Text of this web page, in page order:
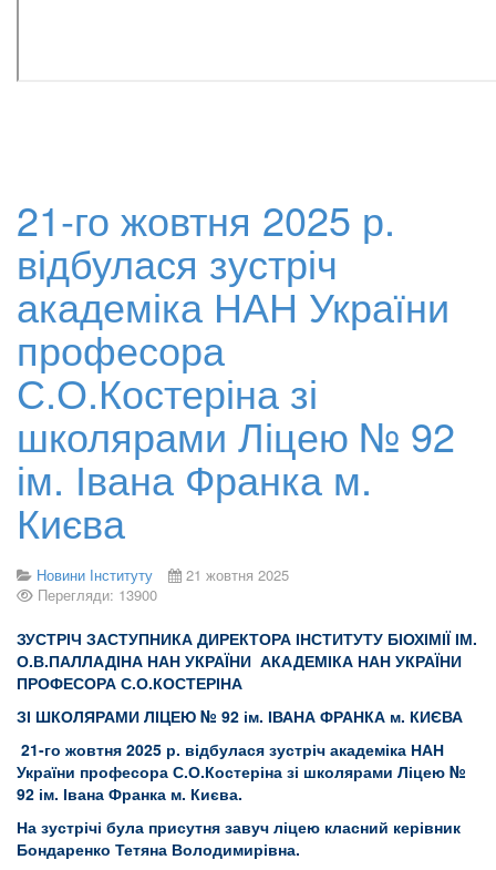
21-го жовтня 2025 р.
відбулася зустріч
академіка НАН України
професора
С.О.Костеріна зі
школярами Ліцею № 92
ім. Івана Франка м.
Києва
Новини Інституту
21 жовтня 2025
Перегляди: 13900
ЗУСТРІЧ ЗАСТУПНИКА ДИРЕКТОРА ІНСТИТУТУ БІОХІМІЇ ІМ.
О.В.ПАЛЛАДІНА НАН УКРАЇНИ АКАДЕМІКА НАН УКРАЇНИ
ПРОФЕСОРА С.О.КОСТЕРІНА
ЗІ ШКОЛЯРАМИ ЛІЦЕЮ № 92 ім. ІВАНА ФРАНКА м. КИЄВА
21-го жовтня 2025 р. відбулася зустріч академіка НАН
України професора С.О.Костеріна зі школярами Ліцею №
92 ім. Івана Франка м. Києва.
На зустрічі була присутня завуч ліцею класний керівник
Бондаренко Тетяна Володимирівна.